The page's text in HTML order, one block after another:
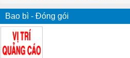
Bao bì - Đóng gói